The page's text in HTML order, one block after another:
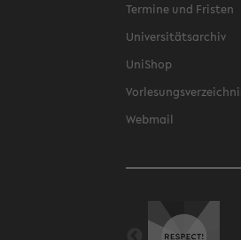
Termine und Fristen
Universitätsarchiv
UniShop
Webmail